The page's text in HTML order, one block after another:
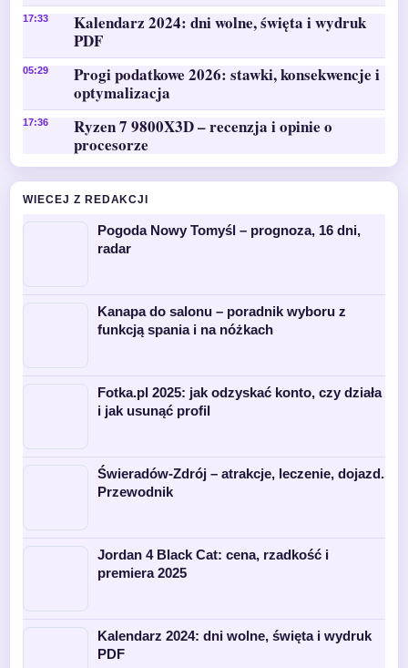
17:33
Kalendarz 2024: dni wolne, święta i wydruk
PDF
05:29
Progi podatkowe 2026: stawki, konsekwencje i
optymalizacja
17:36
Ryzen 7 9800X3D – recenzja i opinie o
procesorze
WIECEJ Z REDAKCJI
Pogoda Nowy Tomyśl – prognoza, 16 dni,
radar
Kanapa do salonu – poradnik wyboru z
funkcją spania i na nóżkach
Fotka.pl 2025: jak odzyskać konto, czy działa
i jak usunąć profil
Świeradów-Zdrój – atrakcje, leczenie, dojazd.
Przewodnik
Jordan 4 Black Cat: cena, rzadkość i
premiera 2025
Kalendarz 2024: dni wolne, święta i wydruk
PDF